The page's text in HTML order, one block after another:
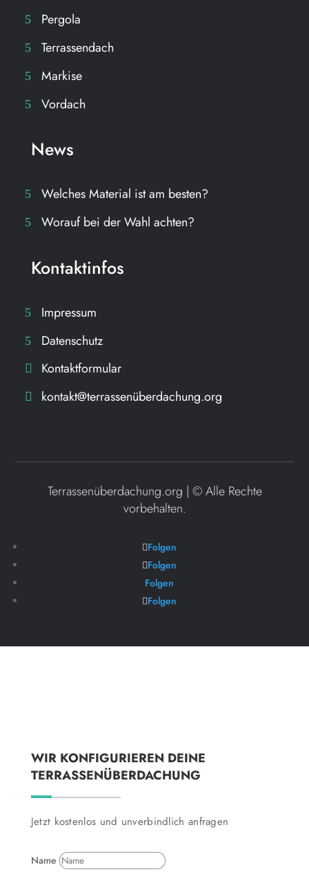
Pergola
Terrassendach
Markise
Vordach
News
Welches Material ist am besten?
Worauf bei der Wahl achten?
Kontaktinfos
Impressum
Datenschutz
Kontaktformular
kontakt@terrassenüberdachung.org
Terrassenüberdachung.org | ©Alle Rechte
vorbehalten.
Folgen
Folgen
Folgen
Folgen
WIR KONFIGURIEREN DEINE
TERRASSENÜBERDACHUNG
Jetzt kostenlos und unverbindlich anfragen
Name